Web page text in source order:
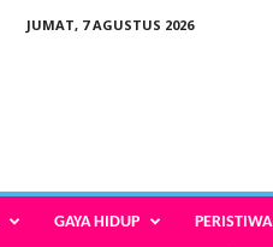
JUMAT, 7 AGUSTUS 2026
GAYA HIDUP PERISTIWA